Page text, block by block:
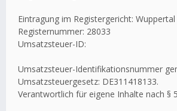
Eintragung im Registergericht: Wuppertal
Registernummer: 28033
Umsatzsteuer-ID:
Umsatzsteuer-Identifikationsnummer
Umsatzsteuergesetz: DE311418133.
Verantwortlich für eigene Inhalte nach §